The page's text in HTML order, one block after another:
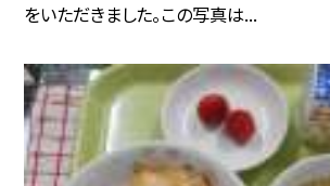
をいただきました。この写真は...